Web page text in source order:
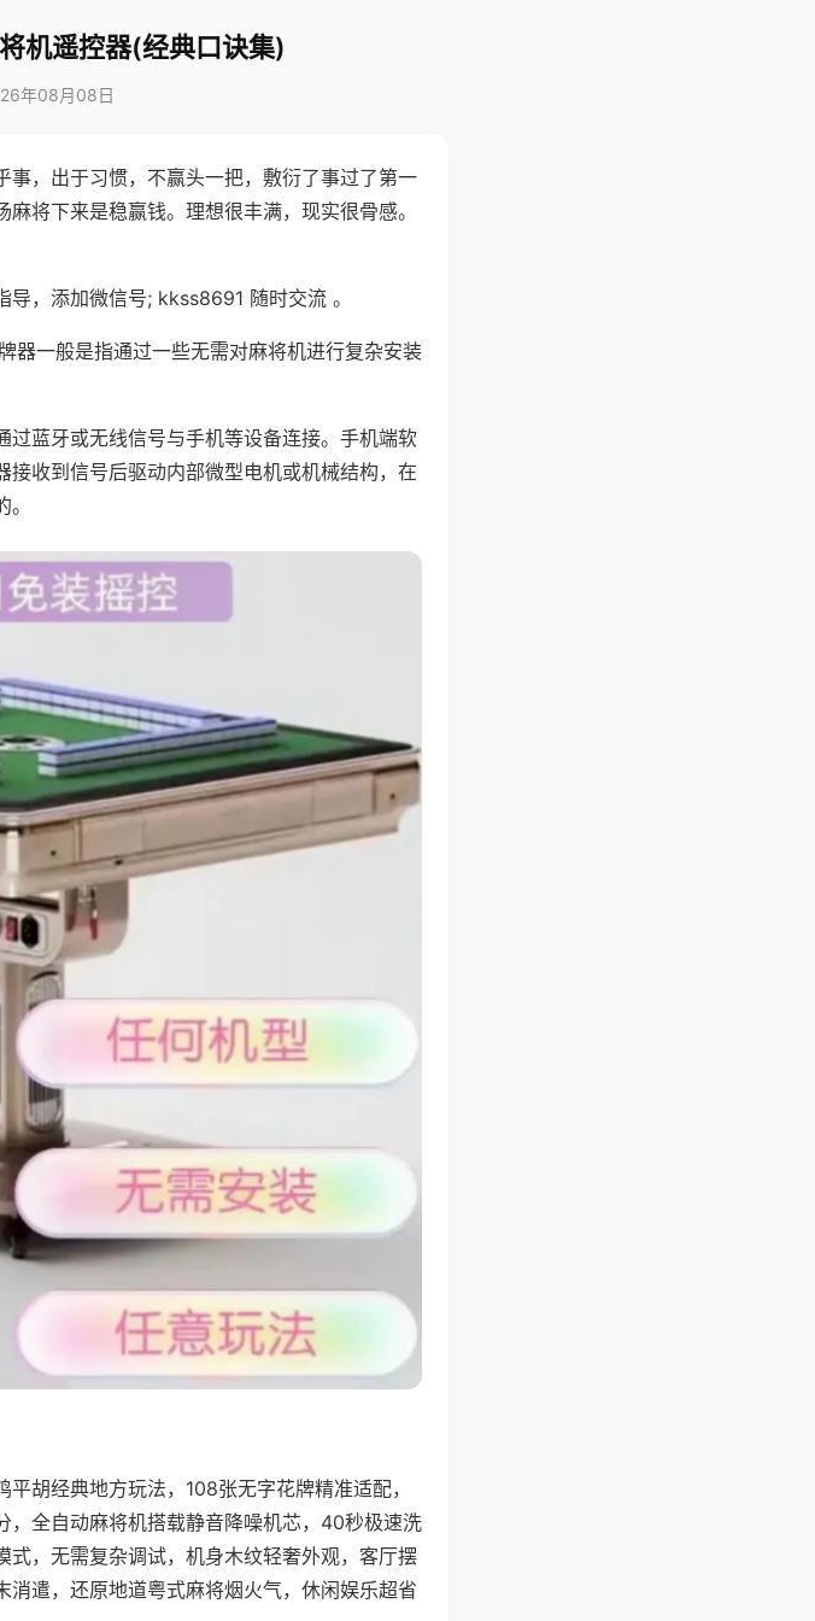
机遥控器(经典口诀集)
年08月08日
，出于习惯，不赢头一把，敷衍了事过了第一
将下来是稳赢钱。理想很丰满，现实很骨感。
，添加微信号; kkss8691 随时交流 。
器一般是指通过一些无需对麻将机进行复杂安装
蓝牙或无线信号与手机等设备连接。手机端软
收到信号后驱动内部微型电机或机械结构，在
胡经典地方玩法，108张无字花牌精准适配，
全自动麻将机搭载静音降噪机芯，40秒极速洗
，无需复杂调试，机身木纹轻奢外观，客厅摆
遣，还原地道粤式麻将烟火气，休闲娱乐超省